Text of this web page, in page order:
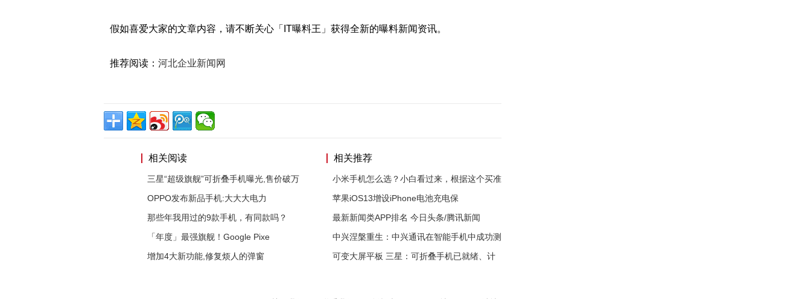
假如喜爱大家的文章内容，请不断关心「IT曝料王」获得全新的曝料新闻资讯。
推荐阅读： 河北企业新闻网
相关阅读
三星“超级旗舰”可折叠手机曝光,售价破万
OPPO发布新品手机:大大大电力
那些年我用过的9款手机，有同款吗？
「年度」最强旗舰！Google Pixe
增加4大新功能,修复烦人的弹窗
相关推荐
小米手机怎么选？小白看过来，根据这个买准
苹果iOS13增设iPhone电池充电保
最新新闻类APP排名 今日头条/腾讯新闻
中兴涅槃重生：中兴通讯在智能手机中成功测
可变大屏平板 三星：可折叠手机已就绪、计